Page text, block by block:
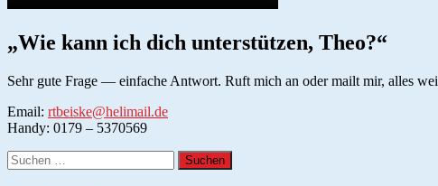
„Wie kann ich dich unterstützen, Theo?“
Sehr gute Frage — einfache Antwort. Ruft mich an oder mailt mir, alles
Email: rtbeiske@helimail.de
Handy: 0179 – 5370569
Suchen
nach: